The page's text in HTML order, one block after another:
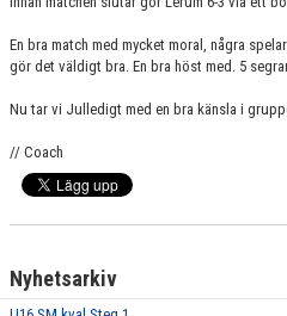
En bra match med mycket moral, några
gör det väldigt bra. En bra höst med. 5
Nu tar vi Julledigt med en bra känsla i
// Coach
Nyhetsarkiv